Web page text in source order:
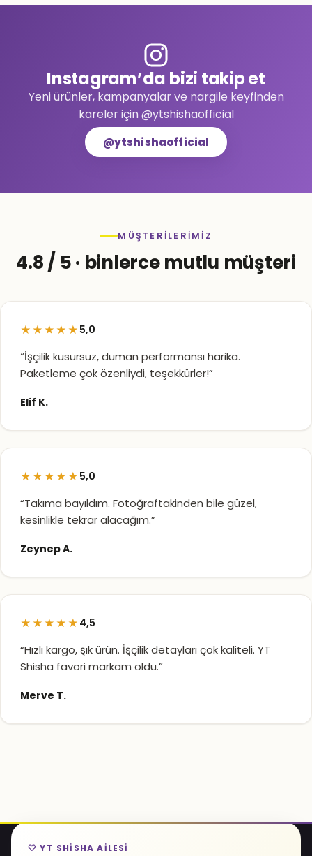
Instagram’da bizi takip et
Yeni ürünler, kampanyalar ve nargile keyfinden
kareler için @ytshishaofficial
@ytshishaofficial
MÜŞTERILERIMIZ
4.8 / 5 · binlerce mutlu müşteri
★★★★★ 5,0
“İşçilik kusursuz, duman performansı harika.
Paketleme çok özenliydi, teşekkürler!”
Elif K.
★★★★★ 5,0
“Takıma bayıldım. Fotoğraftakinden bile güzel,
kesinlikle tekrar alacağım.”
Zeynep A.
★★★★★ 4,5
“Hızlı kargo, şık ürün. İşçilik detayları çok kaliteli. YT
Shisha favori markam oldu.”
Merve T.
🤍 YT SHISHA AILESI